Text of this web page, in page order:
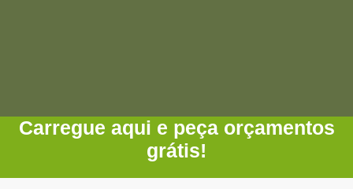
Carregue aqui e peça orçamentos
grátis!